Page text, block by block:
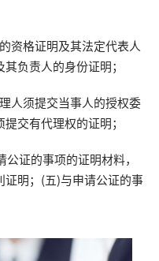
格证明及其法定代表人
负责人的身份证明；
须提交当事人的授权委
交有代理权的证明；
证的事项的证明材料，
明；(五)与申请公证的事